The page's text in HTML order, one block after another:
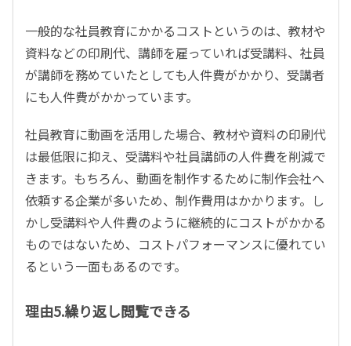
一般的な社員教育にかかるコストというのは、教材や
資料などの印刷代、講師を雇っていれば受講料、社員
が講師を務めていたとしても人件費がかかり、受講者
にも人件費がかかっています。
社員教育に動画を活用した場合、教材や資料の印刷代
は最低限に抑え、受講料や社員講師の人件費を削減で
きます。もちろん、動画を制作するために制作会社へ
依頼する企業が多いため、制作費用はかかります。し
かし受講料や人件費のように継続的にコストがかかる
ものではないため、コストパフォーマンスに優れてい
るという一面もあるのです。
理由5.繰り返し閲覧できる